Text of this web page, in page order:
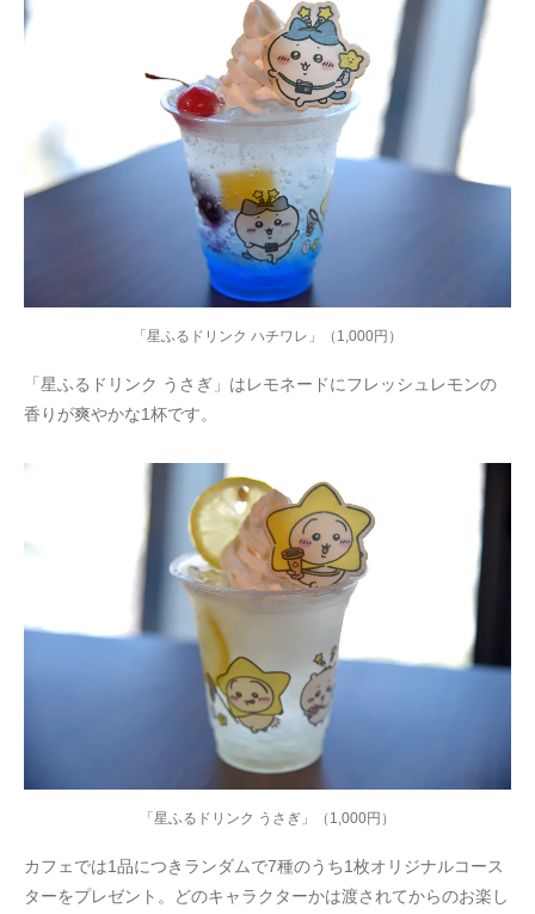
「星ふるドリンク ハチワレ」（1,000円）
「星ふるドリンク うさぎ」はレモネードにフレッシュレモンの
香りが爽やかな1杯です。
「星ふるドリンク うさぎ」（1,000円）
カフェでは1品につきランダムで7種のうち1枚オリジナルコース
ターをプレゼント。どのキャラクターかは渡されてからのお楽し